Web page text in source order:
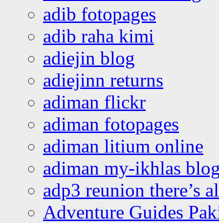
adib fotopages
adib raha kimi
adiejin blog
adiejinn returns
adiman flickr
adiman fotopages
adiman litium online
adiman my-ikhlas
adp3 reunion there’s
Adventure Guides